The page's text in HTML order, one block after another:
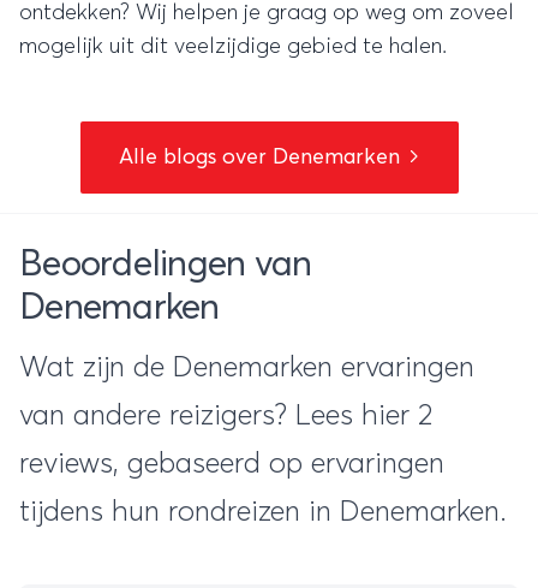
ontdekken? Wij helpen je graag op weg om zoveel
mogelijk uit dit veelzijdige gebied te halen.
Alle blogs over Denemarken
Beoordelingen van
Denemarken
Wat zijn de Denemarken ervaringen
van andere reizigers? Lees hier 2
reviews, gebaseerd op ervaringen
tijdens hun rondreizen in Denemarken.